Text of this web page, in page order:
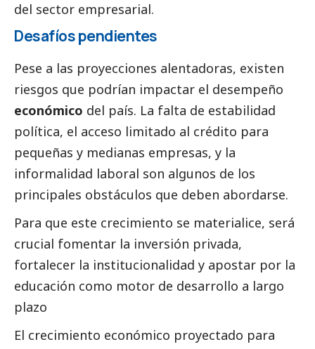
del sector empresarial.
Desafíos pendientes
Pese a las proyecciones alentadoras, existen
riesgos que podrían impactar el desempeño
económico del país. La falta de estabilidad
política, el acceso limitado al crédito para
pequeñas y medianas empresas, y la
informalidad laboral son algunos de los
principales obstáculos que deben abordarse.
Para que este crecimiento se materialice, será
crucial fomentar la inversión privada,
fortalecer la institucionalidad y apostar por la
educación como motor de desarrollo a largo
plazo
El crecimiento económico proyectado para